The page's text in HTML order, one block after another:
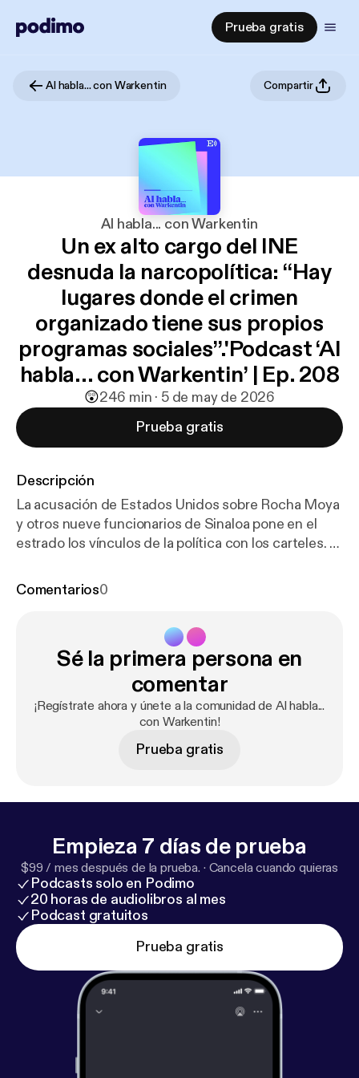
Prueba gratis
Al habla... con Warkentin Compartir
Al habla... con Warkentin
Un ex alto cargo del INE
desnuda la narcopolítica: “Hay
lugares donde el crimen
organizado tiene sus propios
programas sociales”.'Podcast ‘Al
habla... con Warkentin’ | Ep. 208
😲246 min · 5 de may de 2026
Prueba gratis
Descripción
La acusación de Estados Unidos sobre Rocha Moya
y otros nueve funcionarios de Sinaloa pone en el
estrado los vínculos de la política con los carteles. El
cómo los tentáculos de la delincuencia atraparon la
Comentarios0
Sé la primera persona en
comentar
¡Regístrate ahora y únete a la comunidad de Al habla...
con Warkentin!
Prueba gratis
Empieza 7 días de prueba
$99 / mes después de la prueba. · Cancela cuando quieras
Podcasts solo en Podimo
20 horas de audiolibros al mes
Podcast gratuitos
Prueba gratis